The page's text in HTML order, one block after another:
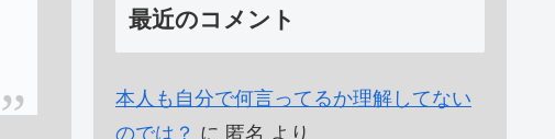
最近のコメント
本人も自分で何言ってるか理解してない
のでは？ に 匿名 より